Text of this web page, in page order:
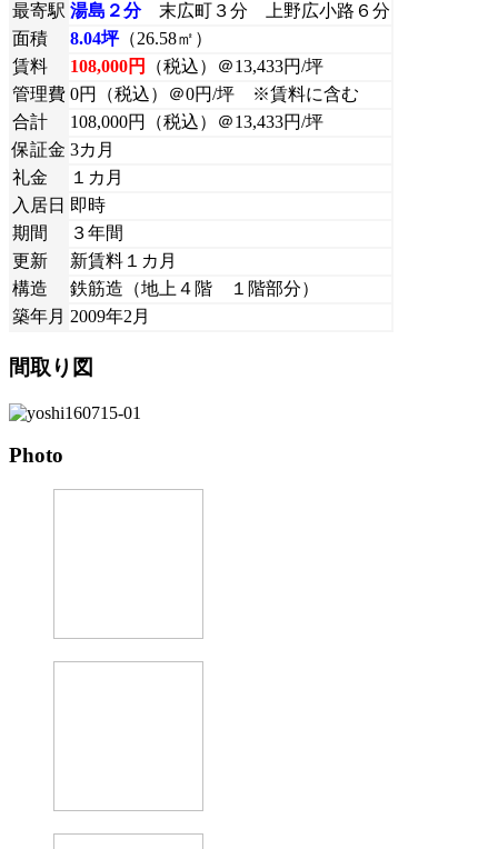
最寄駅 湯島２分末広町３分 上野広小路６分
面積
8.04坪（26.58㎡）
賃料
108,000円
（税込）＠13,433円/坪
管理費 0円（税込）＠0円/坪 ※賃料に含む
合計
108,000円（税込）＠13,433円/坪
保証金 3カ月
礼金
１カ月
入居日 即時
期間
３年間
更新
新賃料１カ月
構造
鉄筋造（地上４階 １階部分）
築年月 2009年2月
間取り図
Photo